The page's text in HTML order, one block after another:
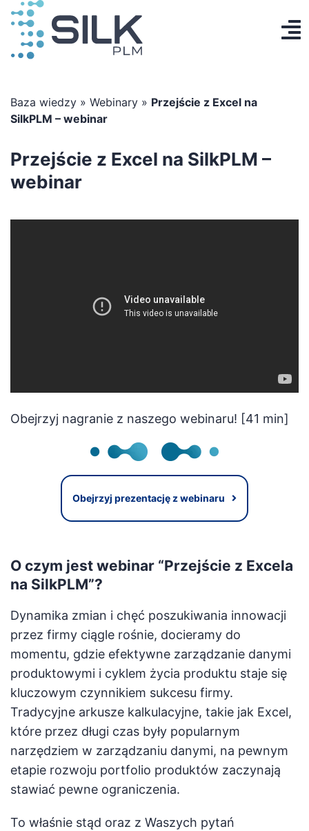
Przejdź
do
zawartości
Produkt
Baza wiedzy
Baza wiedzy» Webinary» Przejście z Excel na
SilkPLM – webinar
Przejście z Excel na SilkPLM –
webinar
Obejrzyj nagranie z naszego webinaru! [41 min]
Obejrzyj prezentację z webinaru
O czym jest webinar “Przejście z Excela
na SilkPLM”?
Dynamika zmian i chęć poszukiwania innowacji
przez firmy ciągle rośnie, docieramy do
momentu, gdzie efektywne zarządzanie danymi
produktowymi i cyklem życia produktu staje się
kluczowym czynnikiem sukcesu firmy.
Tradycyjne arkusze kalkulacyjne, takie jak Excel,
które przez długi czas były popularnym
narzędziem w zarządzaniu danymi, na pewnym
etapie rozwoju portfolio produktów zaczynają
stawiać pewne ograniczenia.
To właśnie stąd oraz z Waszych pytań